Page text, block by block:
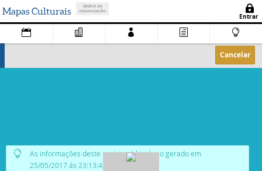
Mapas Culturais
Cancelar
As informações deste registro é histórico gerado em
25/05/2017 ás 23:13:42.